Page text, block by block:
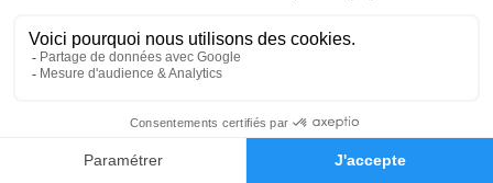
Faire-part Hommages
Cérémonie
mardi 16 septembre 2025 à 14h30
73520 La Bridoire